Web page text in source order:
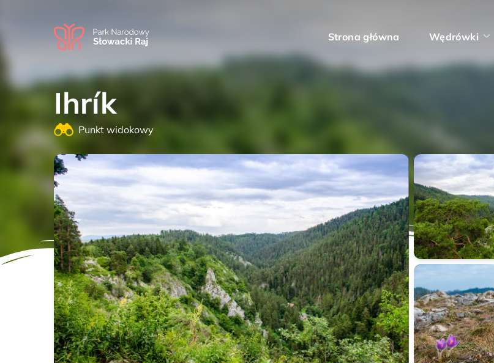
Strona główna Wędrówki
Ihrík
Punkt widokowy
Ihrík